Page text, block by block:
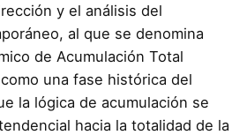
y el análisis del
al que se denomina
de Acumulación Total
una fase histórica del
la lógica de acumulación se
hacia la totalidad de la